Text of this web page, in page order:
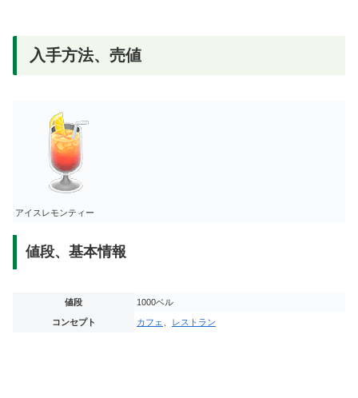
入手方法、売値
アイスレモンティー
値段、基本情報
値段 1000ベル
コンセプト カフェ、 レストラン